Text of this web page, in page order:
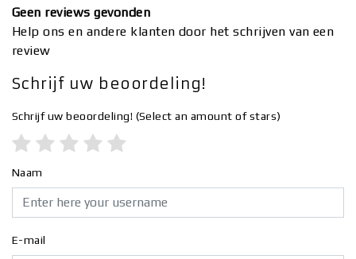
Geen reviews gevonden
Help ons en andere klanten door het schrijven van een
review
Schrijf uw beoordeling!
Schrijf uw beoordeling! (Select an amount of stars)
Naam
E-mail